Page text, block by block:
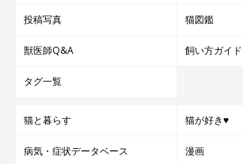
投稿写真 猫図鑑
獣医師Q&A 飼い方ガイド
タグ一覧
猫と暮らす 猫が好き♥
病気・症状データベース 漫画